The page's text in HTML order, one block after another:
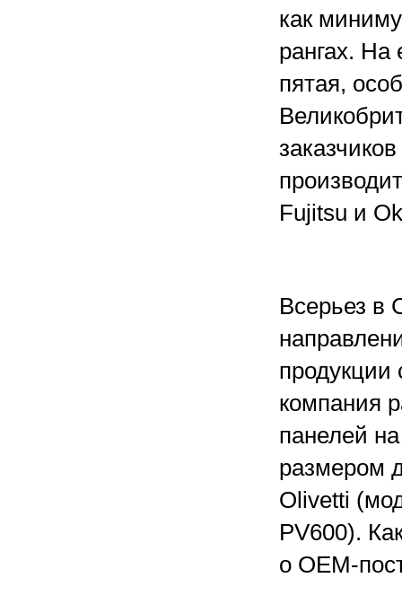
как
рангах.
пятая,
Fujitsu и
Всерьез в
продукции
компания
панелей
размером
Olivetti
PV600).
о OEM-